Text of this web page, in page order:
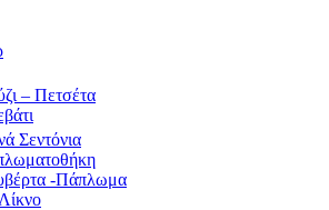
– Πετσέτα
Σεντόνια
-Πάπλωμα